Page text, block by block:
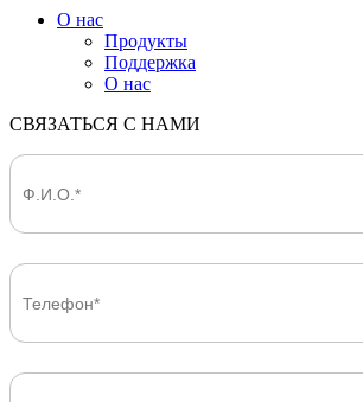
О нас
Продукты
Поддержка
О нас
СВЯЗАТЬСЯ С НАМИ